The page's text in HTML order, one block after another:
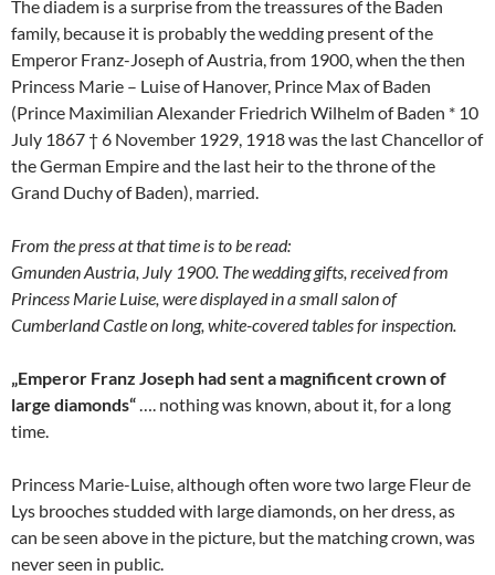
The diadem is a surprise from the treassures of the Baden
family, because it is probably the wedding present of the
Emperor Franz-Joseph of Austria, from 1900, when the then
Princess Marie – Luise of Hanover, Prince Max of Baden
(Prince Maximilian Alexander Friedrich Wilhelm of Baden * 10
July 1867 † 6 November 1929, 1918 was the last Chancellor of
the German Empire and the last heir to the throne of the
Grand Duchy of Baden), married.
From the press at that time is to be read:
Gmunden Austria, July 1900. The wedding gifts, received from
Princess Marie Luise, were displayed in a small salon of
Cumberland Castle on long, white-covered tables for inspection.
„Emperor Franz Joseph had sent a magnificent crown of
large diamonds“ …. nothing was known, about it, for a long
time.
Princess Marie-Luise, although often wore two large Fleur de
Lys brooches studded with large diamonds, on her dress, as
can be seen above in the picture, but the matching crown, was
never seen in public.